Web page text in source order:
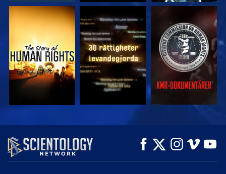
TITTA TITTA TITTA
TITTA
UTFORSKA
SERIEN